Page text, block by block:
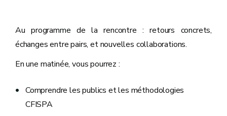
Au programme de la rencontre : retours concrets,
échanges entre pairs, et nouvelles collaborations.
En une matinée, vous pourrez :
Comprendre les publics et les méthodologies
CFISPA